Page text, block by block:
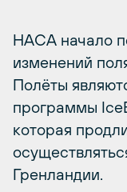
НАСА начало
изменений
Полёты
программы
которая
Гренландии.